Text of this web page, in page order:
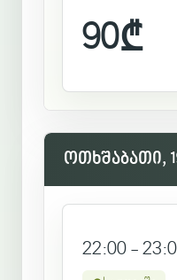
90₾
ოთხშაბათი,
22:00 -